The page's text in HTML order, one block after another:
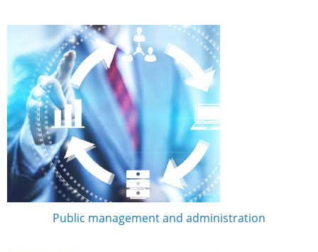
Public management and administration